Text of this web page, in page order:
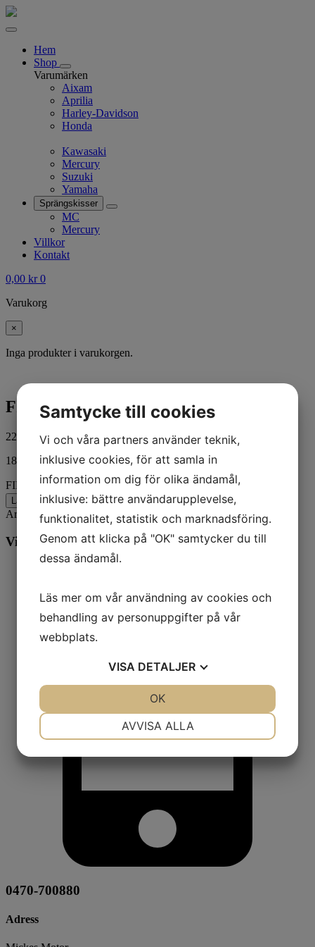
Hem
Shop
Varumärken
Aixam
Aprilia
Harley-Davidson
Honda
Kawasaki
Mercury
Suzuki
Yamaha
Sprängskisser
MC
Mercury
Villkor
Kontakt
0,00 kr 0
Varukorg
×
Inga produkter i varukorgen.
FILTER OIL
227,00 kr ink. moms
18 i lager
FILTER OIL mängd
Lägg till i varukorg
Artikelnr:8M0162830 Kategorier: Båt, Mercury
Vill du veta mer? Ring oss:
0470-700880
Adress
Samtycke till cookies
Vi och våra partners använder teknik,
inklusive cookies, för att samla in
information om dig för olika ändamål,
inklusive: bättre användarupplevelse,
funktionalitet, statistik och marknadsföring.
Genom att klicka på "OK" samtycker du till
dessa ändamål.
Läs mer om vår användning av cookies och
behandling av personuppgifter på vår
webbplats.
VISA DETALJER
AVVISA ALLA
OK